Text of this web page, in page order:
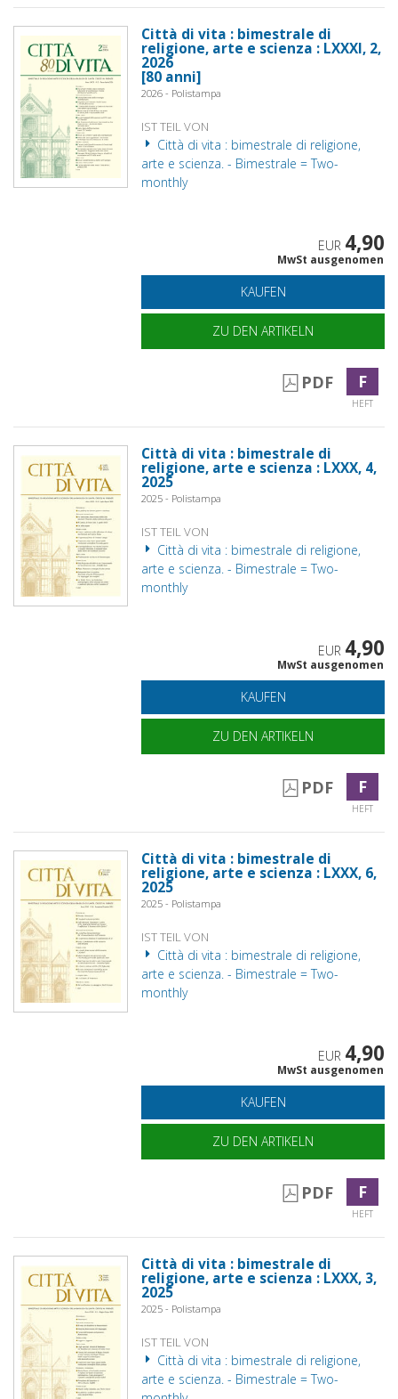
Città di vita : bimestrale di
religione, arte e scienza : LXXXI, 2,
2026
[80 anni]
2026 - Polistampa
IST TEIL VON
Città di vita : bimestrale di religione,
arte e scienza. - Bimestrale = Two-
monthly
EUR 4,90
MwSt ausgenomen
KAUFEN
ZU DEN ARTIKELN
PDF F
HEFT
Città di vita : bimestrale di
religione, arte e scienza : LXXX, 4,
2025
2025 - Polistampa
IST TEIL VON
Città di vita : bimestrale di religione,
arte e scienza. - Bimestrale = Two-
monthly
EUR 4,90
MwSt ausgenomen
KAUFEN
ZU DEN ARTIKELN
PDF F
HEFT
Città di vita : bimestrale di
religione, arte e scienza : LXXX, 6,
2025
2025 - Polistampa
IST TEIL VON
Città di vita : bimestrale di religione,
arte e scienza. - Bimestrale = Two-
monthly
EUR 4,90
MwSt ausgenomen
KAUFEN
ZU DEN ARTIKELN
PDF F
HEFT
Città di vita : bimestrale di
religione, arte e scienza : LXXX, 3,
2025
2025 - Polistampa
IST TEIL VON
Città di vita : bimestrale di religione,
arte e scienza. - Bimestrale = Two-